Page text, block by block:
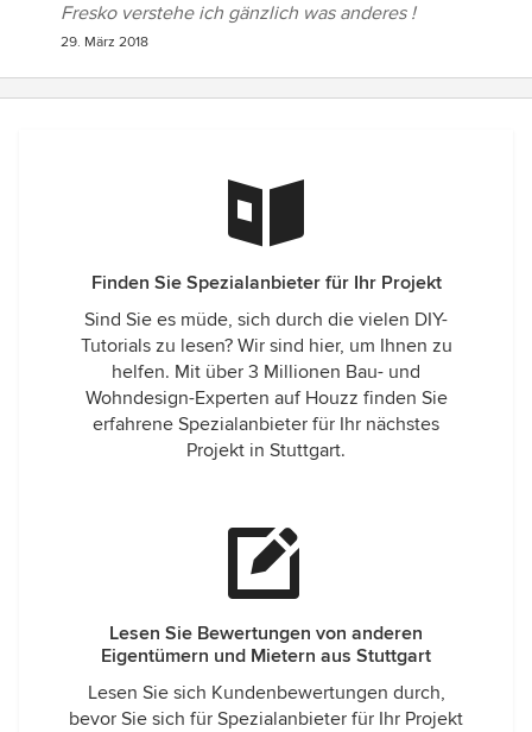
Fresko verstehe ich gänzlich was anderes !
29. März 2018
Finden Sie Spezialanbieter für Ihr Projekt
Sind Sie es müde, sich durch die vielen DIY-
Tutorials zu lesen? Wir sind hier, um Ihnen zu
helfen. Mit über 3 Millionen Bau- und
Wohndesign-Experten auf Houzz finden Sie
erfahrene Spezialanbieter für Ihr nächstes
Projekt in Stuttgart.
Lesen Sie Bewertungen von anderen
Eigentümern und Mietern aus Stuttgart
Lesen Sie sich Kundenbewertungen durch,
bevor Sie sich für Spezialanbieter für Ihr Projekt